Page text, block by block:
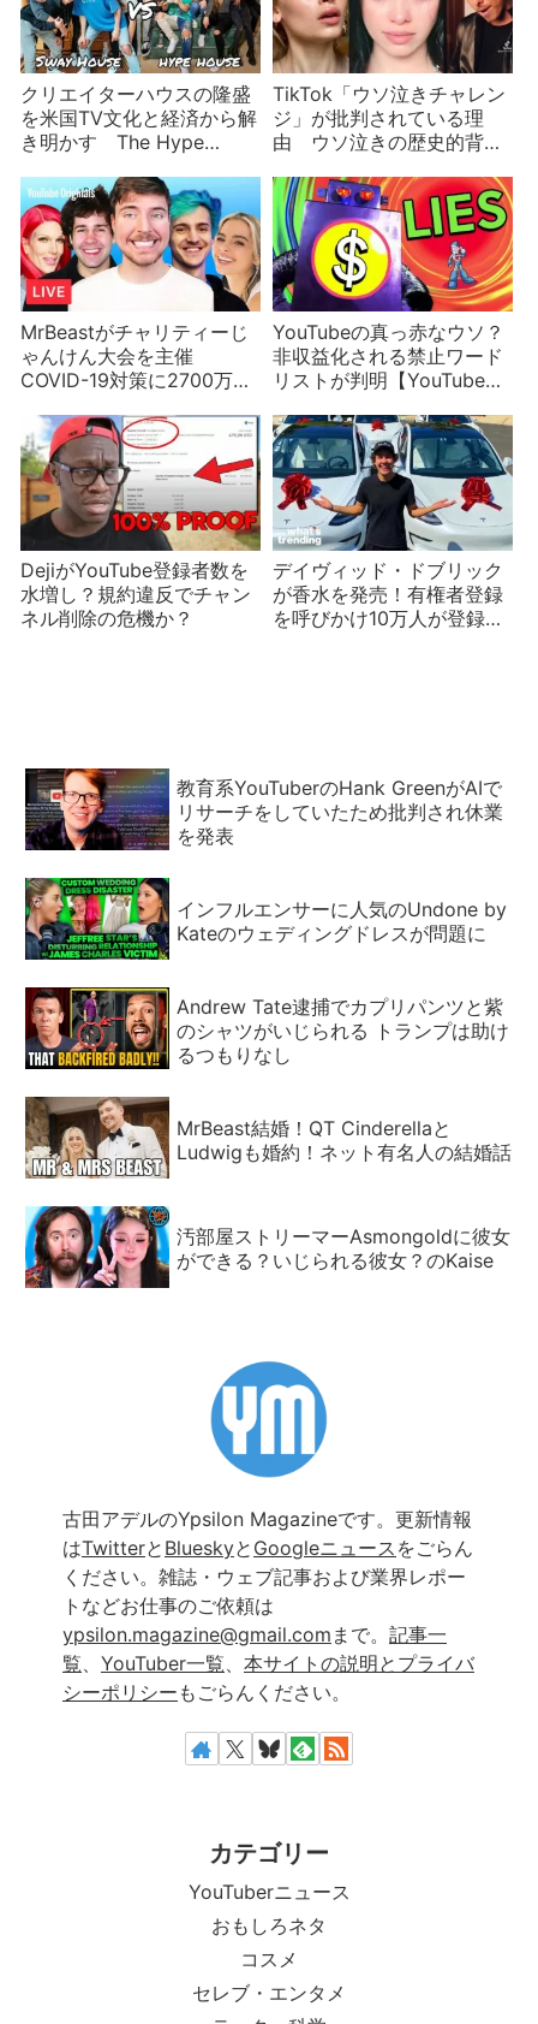
クリエイターハウスの隆盛
を米国TV文化と経済から解
き明かす The Hype
Alpha House、……
TikTok「ウソ泣きチャレン
ジ」が批判されている理
由 ウソ泣きの歴史的背景
MrBeastがチャリティーじ
ゃんけん大会を主催
COVID-19対策に2700万円
YouTubeの真っ赤なウソ？
非収益化される禁止ワード
リストが判明【YouTubeの
part3/5】
DejiがYouTube登録者数を
水増し？規約違反でチャン
ネル削除の危機か？
デイヴィッド・ドブリック
が香水を発売！有権者登録
を呼びかけ10万人が登録す
教育系YouTuberのHank GreenがAIで
リサーチをしていたため批判され休業
を発表
インフルエンサーに人気のUndone by
Kateのウェディングドレスが問題に
Andrew Tate逮捕でカプリパンツと紫
のシャツがいじられる トランプは助け
るつもりなし
MrBeast結婚！QT Cinderellaと
Ludwigも婚約！ネット有名人の結婚話
汚部屋ストリーマーAsmongoldに彼女
ができる？いじられる彼女？のKaise
古田アデルのYpsilon Magazineです。更新情報
はTwitterと Blueskyと Googleニュース をごらん
ください。雑誌・ウェブ記事および業界レポー
トなどお仕事のご依頼は
ypsilon.magazine@gmail.com まで。 記事一
覧
YouTuber一覧
本サイトの説明とプライバ
シーポリシー もごらんください。
カテゴリー
YouTuberニュース
おもしろネタ
コスメ
セレブ・エンタメ